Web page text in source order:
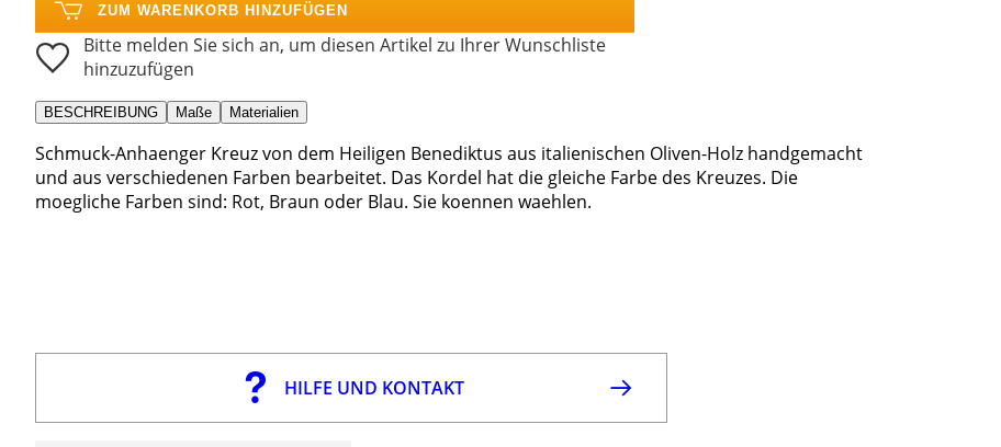
ZUM WARENKORB HINZUFÜGEN
Bitte melden Sie sich an, um diesen Artikel zu Ihrer Wunschliste
hinzuzufügen
BESCHREIBUNG Maße Materialien
Schmuck-Anhaenger Kreuz von dem Heiligen Benediktus aus italienischen Oliven-Holz handgemacht
und aus verschiedenen Farben bearbeitet. Das Kordel hat die gleiche Farbe des Kreuzes. Die
moegliche Farben sind: Rot, Braun oder Blau. Sie koennen waehlen.
HILFE UND KONTAKT